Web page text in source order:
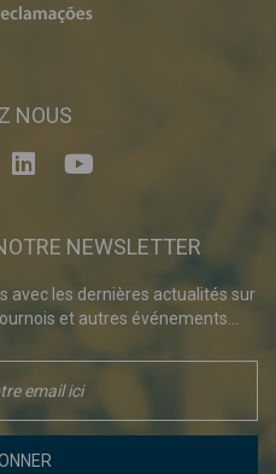
NOUS
NEWSLETTER
avec les dernières actualités sur
et autres événements...